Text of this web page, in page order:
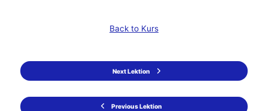
Previous Lektion
Back to Kurs
Next Lektion